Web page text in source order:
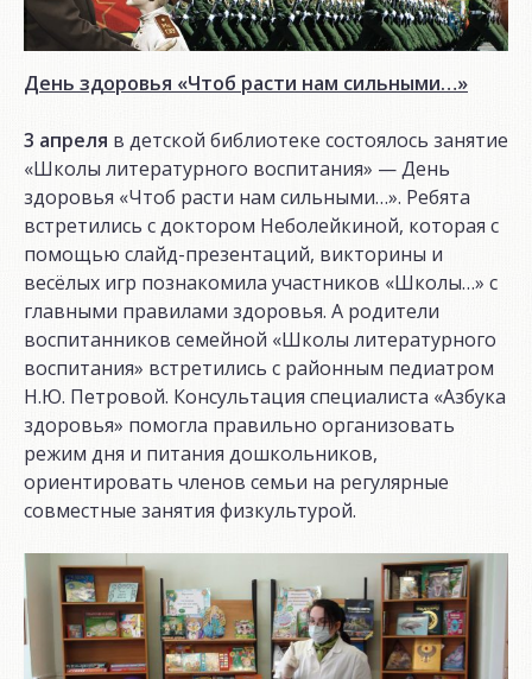
День здоровья «Чтоб расти нам сильными…»
3 апреля в детской библиотеке состоялось занятие
«Школы литературного воспитания» — День
здоровья «Чтоб расти нам сильными…». Ребята
встретились с доктором Неболейкиной, которая с
помощью слайд-презентаций, викторины и
весёлых игр познакомила участников «Школы…» с
главными правилами здоровья. А родители
воспитанников семейной «Школы литературного
воспитания» встретились с районным педиатром
Н.Ю. Петровой. Консультация специалиста «Азбука
здоровья» помогла правильно организовать
режим дня и питания дошкольников,
ориентировать членов семьи на регулярные
совместные занятия физкультурой.